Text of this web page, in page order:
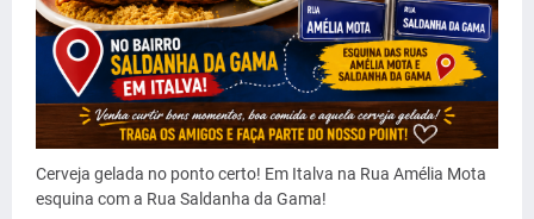
Cerveja gelada no ponto certo! Em Italva na Rua Amélia Mota
esquina com a Rua Saldanha da Gama!